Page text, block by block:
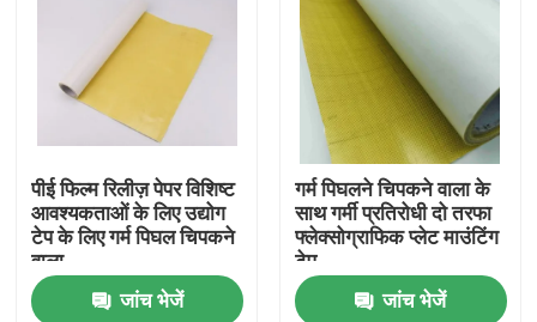
हमारे बारे में
गुणवत्ता नियंत्रण
हमसे संपर्क करें
पीई फिल्म रिलीज़ पेपर विशिष्ट
आवश्यकताओं के लिए उद्योग
टेप के लिए गर्म पिघल चिपकने
वाला
जांच भेजें
गर्म पिघलने चिपकने वाला के
साथ गर्मी प्रतिरोधी दो तरफा
फ्लेक्सोग्राफिक प्लेट माउंटिंग
टेप
जांच भेजें